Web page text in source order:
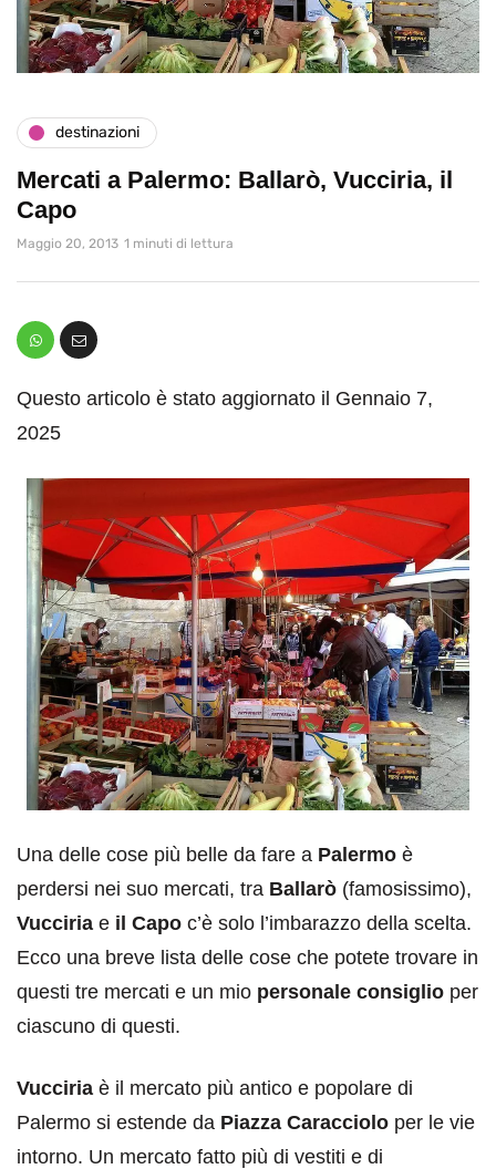
destinazioni
Mercati a Palermo: Ballarò, Vucciria, il
Capo
Maggio 20, 2013 1 minuti di lettura
Questo articolo è stato aggiornato il Gennaio 7,
2025
Una delle cose più belle da fare a Palermo è
perdersi nei suo mercati, tra Ballarò (famosissimo),
Vucciria e il Capo c’è solo l’imbarazzo della scelta.
Ecco una breve lista delle cose che potete trovare in
questi tre mercati e un mio personale consiglio per
ciascuno di questi.
Vucciria è il mercato più antico e popolare di
Palermo si estende da Piazza Caracciolo per le vie
intorno. Un mercato fatto più di vestiti e di